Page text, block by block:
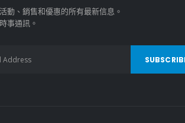
動、銷售和優惠的所有最新信息。
事通訊。